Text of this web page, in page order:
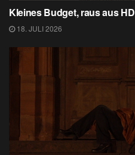
Kleines Budget, raus aus HD
18. JULI 2026